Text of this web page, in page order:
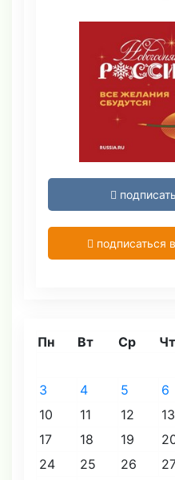
подписаться
Пн Вт Ср Чт
3
4 5 6
10
11 12 13
17
18 19
24
25 26